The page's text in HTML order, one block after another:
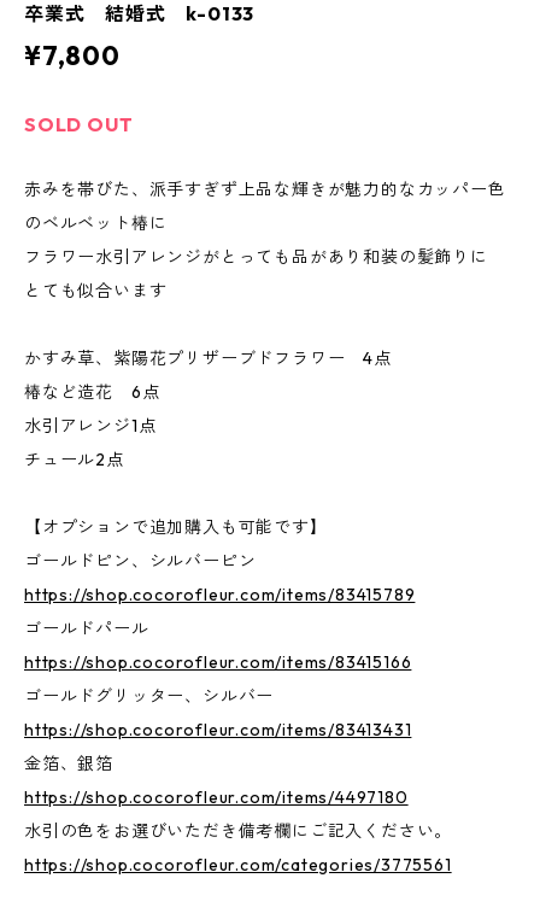
卒業式 結婚式 k-0133
¥7,800
SOLD OUT
赤みを帯びた、派手すぎず上品な輝きが魅力的なカッパー色
のベルベット椿に
フラワー水引アレンジがとっても品があり和装の髪飾りに
とても似合います
かすみ草、紫陽花プリザーブドフラワー 4点
椿など造花 6点
水引アレンジ1点
チュール2点
【オプションで追加購入も可能です】
ゴールドピン、シルバーピン
https://shop.cocorofleur.com/items/83415789
ゴールドパール
https://shop.cocorofleur.com/items/83415166
ゴールドグリッター、シルバー
https://shop.cocorofleur.com/items/83413431
金箔、銀箔
https://shop.cocorofleur.com/items/4497180
水引の色をお選びいただき備考欄にご記入ください。
https://shop.cocorofleur.com/categories/3775561